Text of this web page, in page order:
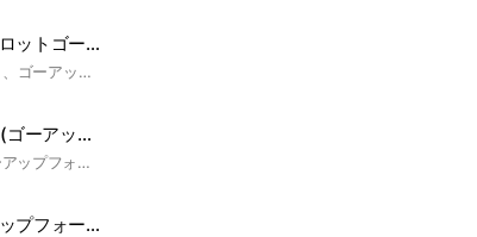
フォートナイトブレインロットゴーアップ&スティール&ファイト交換オプ
ここはスティール、ファイト、ゴーアップブレインロットなどの交換や雑談などをするオプだよ！即抜けはこないでね。大事なノートにルール書いてるから確認よろしく！ #フォトナ#フォートナイト#ゴーアップブレインロット#ブレインロット#スティール#フルーツ#ブレインロット#ゴーアップ#ファイト
GO UP FOR BRAINROT (ゴーアップフォーブレインロット)／ 交換、配布
GO UP FOR BRAINROT(ゴーアップフォーブレインロット)のオプチャです⸜🌷︎⸝‍ 他にもスティールザブレインロット、ロブロックス版ブレインロットのサブトークもあります🌸 主に交換や配布を行います 入室後、大事なノートの確認お願いします🍥 #ブレインロット配布 #ブレインロット交換 #ブレインロット #フォートナイト #Fortnite
フォートナイト「ゴーアップフォーブレインロット」・「スティールザブレインロット」交換・配布など